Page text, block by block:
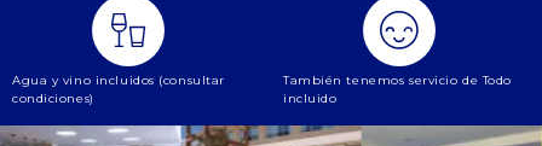
Agua y vino incluidos (consultar
condiciones)
También tenemos servicio de Todo
incluido